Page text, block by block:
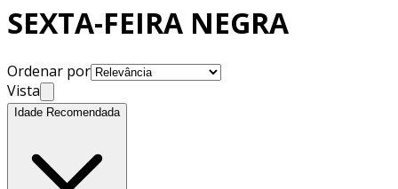
SEXTA-FEIRA NEGRA
Ordenar por
Vista
Idade Recomendada